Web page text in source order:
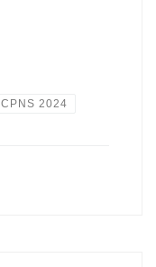
CPNS 2024